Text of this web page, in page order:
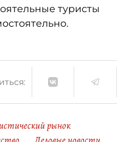
туристы
рынок